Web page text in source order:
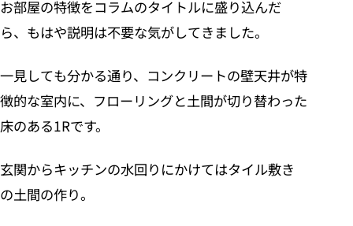
お部屋の特徴をコラムのタイトルに盛り込んだ
ら、もはや説明は不要な気がしてきました。
一見しても分かる通り、コンクリートの壁天井が特
徴的な室内に、フローリングと土間が切り替わった
床のある1Rです。
玄関からキッチンの水回りにかけてはタイル敷き
の土間の作り。